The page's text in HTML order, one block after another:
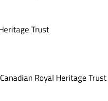
Trust
Royal Heritage Trust